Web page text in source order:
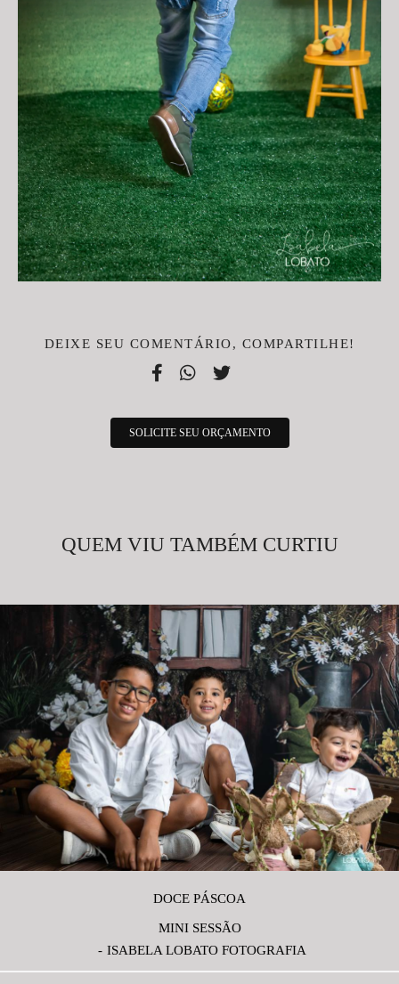
DEIXE SEU COMENTÁRIO, COMPARTILHE!
SOLICITE SEU ORÇAMENTO
QUEM VIU TAMBÉM CURTIU
DOCE PÁSCOA
MINI SESSÃO
ISABELA LOBATO FOTOGRAFIA